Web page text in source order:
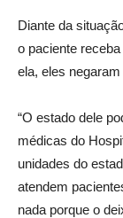
Diante da
o paciente
ela, eles
“O estado dele
médicas do
unidades do
atendem
nada porque o